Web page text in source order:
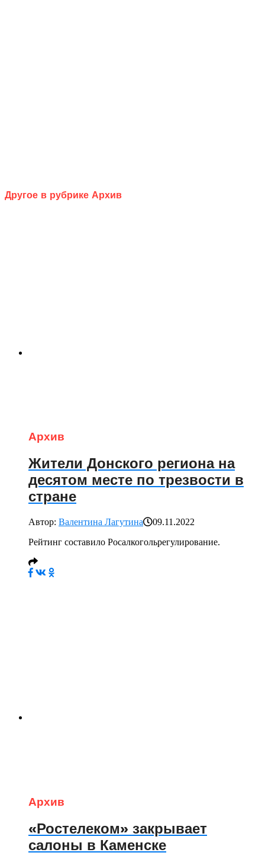
Другое в рубрике Архив
Архив
Жители Донского региона на
десятом месте по трезвости в
стране
Автор: Валентина Лагутина
09.11.2022
Рейтинг составило Росалкогольрегулирование.
Архив
«Ростелеком» закрывает
салоны в Каменске